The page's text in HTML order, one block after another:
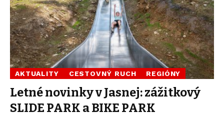
AKTUALITY CESTOVNÝ RUCH REGIÓNY
Letné novinky v Jasnej: zážitkový
SLIDE PARK a BIKE PARK